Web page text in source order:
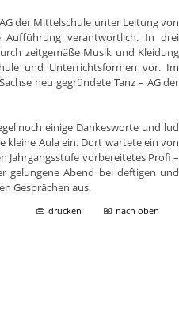
der Mittelschule unter Leitung von
verantwortlich. In drei
zeitgemäße Musik und Kleidung
und Unterrichtsformen vor. Im
neu gegründete Tanz – AG der
noch einige Dankesworte und lud
kleine Aula ein. Dort wartete ein von
Jahrgangsstufe vorbereitetes Profi –
gelungene Abend bei deftigen und
Gesprächen aus.
drucken nach oben